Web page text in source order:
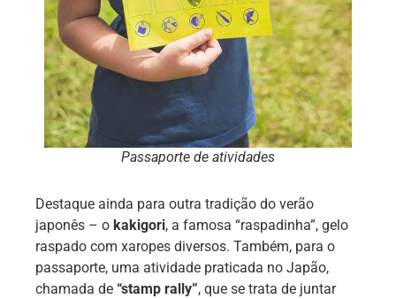
Passaporte de atividades
Destaque ainda para outra tradição do verão
japonês – o kakigori, a famosa “raspadinha”, gelo
raspado com xaropes diversos. Também, para o
passaporte, uma atividade praticada no Japão,
chamada de “stamp rally”, que se trata de juntar